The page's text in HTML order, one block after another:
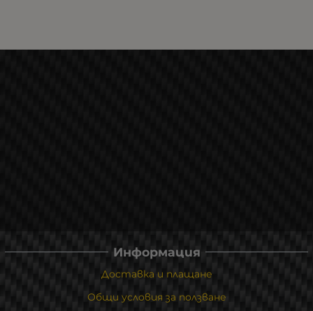
Информация
Доставка и плащане
Общи условия за ползване